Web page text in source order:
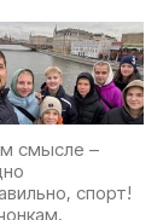
смысле –
спорт!